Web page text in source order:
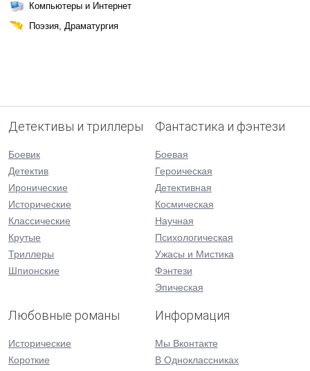
Компьютеры и Интернет
Поэзия, Драматургия
Детективы и триллеры
Боевик
Детектив
Иронические
Исторические
Классические
Крутые
Триллеры
Шпионские
Фантастика и фэнтези
Боевая
Героическая
Детективная
Космическая
Научная
Психологическая
Ужасы и Мистика
Фэнтези
Эпическая
Любовные романы
Исторические
Короткие
Информация
Мы Вконтакте
В Одноклассниках